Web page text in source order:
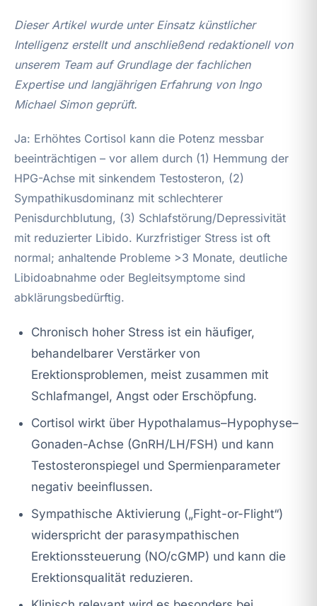
Dieser Artikel wurde unter Einsatz künstlicher
Intelligenz erstellt und anschließend redaktionell von
unserem Team auf Grundlage der fachlichen
Expertise und langjährigen Erfahrung von Ingo
Michael Simon geprüft.
Ja: Erhöhtes Cortisol kann die Potenz messbar
beeinträchtigen – vor allem durch (1) Hemmung der
HPG-Achse mit sinkendem Testosteron, (2)
Sympathikusdominanz mit schlechterer
Penisdurchblutung, (3) Schlafstörung/Depressivität
mit reduzierter Libido. Kurzfristiger Stress ist oft
normal; anhaltende Probleme >3 Monate, deutliche
Libidoabnahme oder Begleitsymptome sind
abklärungsbedürftig.
Chronisch hoher Stress ist ein häufiger,
behandelbarer Verstärker von
Erektionsproblemen, meist zusammen mit
Schlafmangel, Angst oder Erschöpfung.
Cortisol wirkt über Hypothalamus–Hypophyse–
Gonaden-Achse (GnRH/LH/FSH) und kann
Testosteronspiegel und Spermienparameter
negativ beeinflussen.
Sympathische Aktivierung („Fight-or-Flight“)
widerspricht der parasympathischen
Erektionssteuerung (NO/cGMP) und kann die
Erektionsqualität reduzieren.